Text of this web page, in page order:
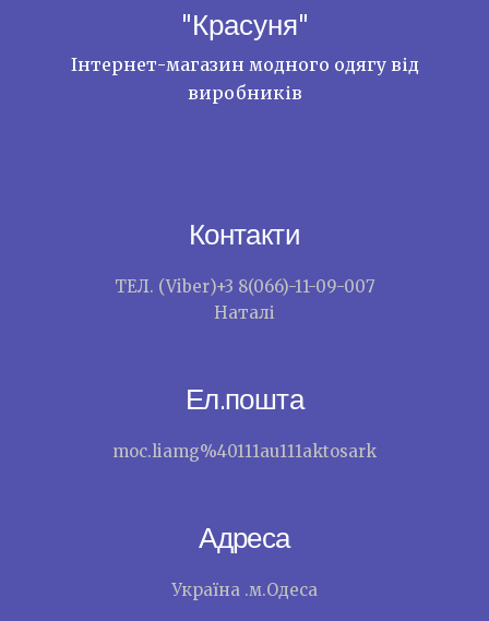
"Красуня"
Інтернет-магазин модного одягу від
виробників
Контакти
ТЕЛ. (Viber)+3 8(066)-11-09-007
Наталі
Ел.пошта
moc.liamg%40111au111aktosark
Адреса
Україна .м.Одеса